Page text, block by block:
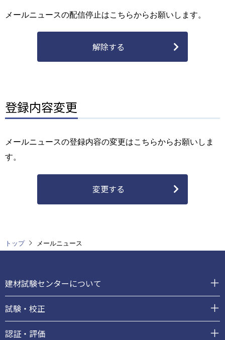
メールニュースの配信停止はこちらからお願いします。
解除する
登録内容変更
メールニュースの登録内容の変更はこちらからお願いしま
す。
変更する
トップ メールニュース
ッ
タ
ー
建材試験センターについて
試験・校正
認証・評価